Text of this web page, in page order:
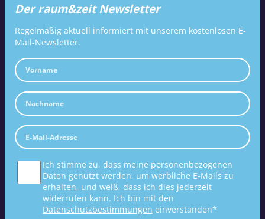
Der raum&zeit Newsletter
Regelmäßig aktuell informiert mit unserem kostenlosen E-
Mail-Newsletter.
Ich stimme zu, dass meine personenbezogenen
Daten genutzt werden, um werbliche E-Mails zu
erhalten, und weiß, dass ich dies jederzeit
widerrufen kann. Ich bin mit den
Datenschutzbestimmungen einverstanden*